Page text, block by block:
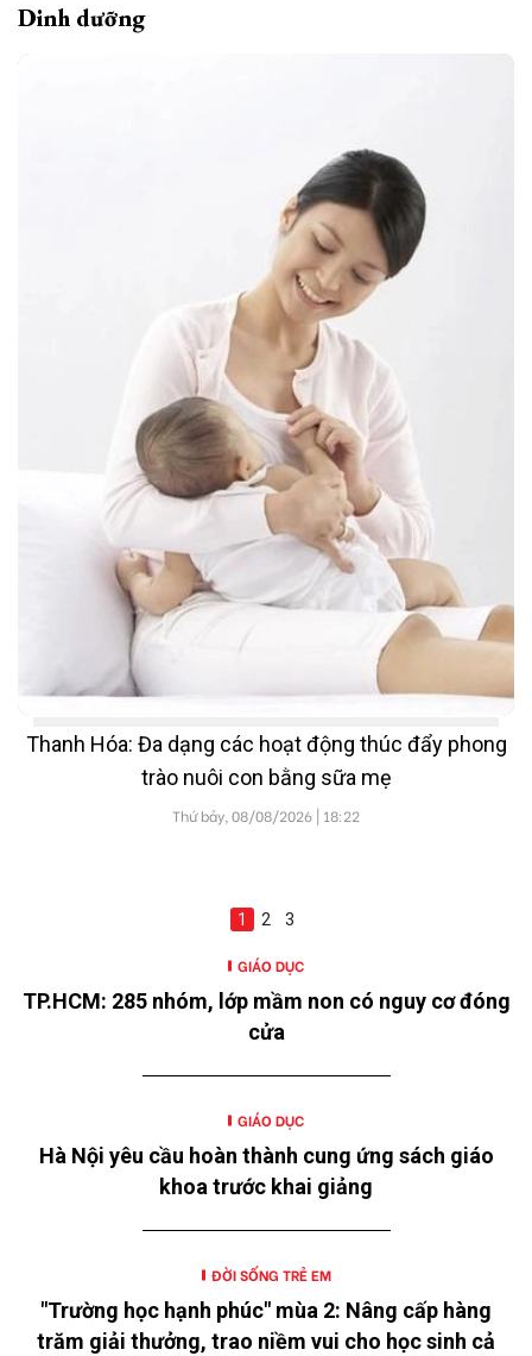
nguyện và không ảnh hưởng đến quyền lợi của học
Dinh dưỡng
Thanh Hóa: Đa dạng các hoạt động thúc đẩy phong
trào nuôi con bằng sữa mẹ
Thứ bảy, 08/08/2026 | 18:22
1 2 3
GIÁO DỤC
TP.HCM: 285 nhóm, lớp mầm non có nguy cơ đóng
cửa
GIÁO DỤC
Hà Nội yêu cầu hoàn thành cung ứng sách giáo
khoa trước khai giảng
ĐỜI SỐNG TRẺ EM
"Trường học hạnh phúc" mùa 2: Nâng cấp hàng
trăm giải thưởng, trao niềm vui cho học sinh cả